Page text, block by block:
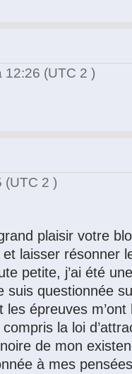
12:26 (UTC 2 )
(UTC 2 )
plaisir votre
laisser résonner
petite, j’ai été
suis questionnée
épreuves m’ont
la loi
de mon
à mes